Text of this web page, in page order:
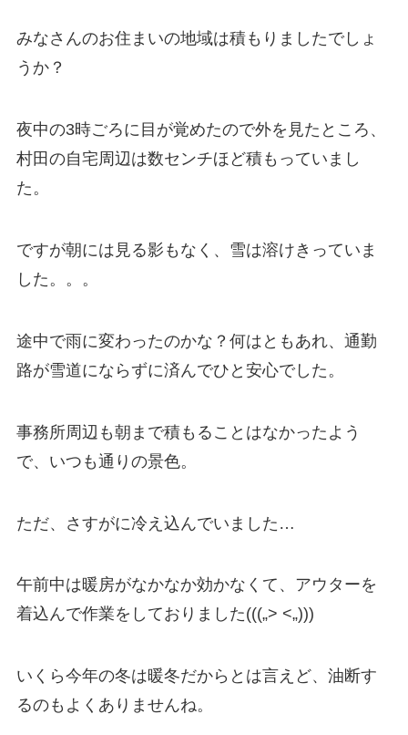
みなさんのお住まいの地域は積もりましたでしょ
うか？
夜中の3時ごろに目が覚めたので外を見たところ、
村田の自宅周辺は数センチほど積もっていまし
た。
ですが朝には見る影もなく、雪は溶けきっていま
した。。。
途中で雨に変わったのかな？何はともあれ、通勤
路が雪道にならずに済んでひと安心でした。
事務所周辺も朝まで積もることはなかったよう
で、いつも通りの景色。
ただ、さすがに冷え込んでいました…
午前中は暖房がなかなか効かなくて、アウターを
着込んで作業をしておりました(((„> <„)))
いくら今年の冬は暖冬だからとは言えど、油断す
るのもよくありませんね。